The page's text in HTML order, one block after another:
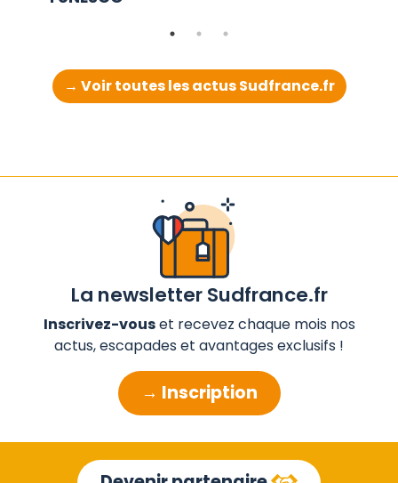
→ Voir toutes les actus Sudfrance.fr
La newsletter Sudfrance.fr
Inscrivez-vouset recevez chaque mois nos
actus, escapades et avantages exclusifs !
→ Inscription